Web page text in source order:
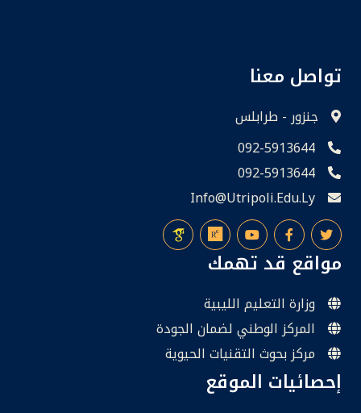
تواصل معنا
جنزور - طرابلس
092-5913644
092-5913644
Info@utripoli.edu.ly
مواقع قد تهمك
وزارة التعليم الليبية
المركز الوطني لضمان الجودة
مركز بحوث التقنيات الحيوية
إحصائيات الموقع